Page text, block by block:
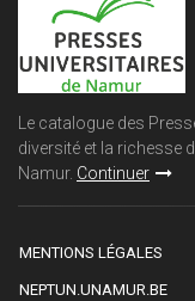
Le catalogue des
diversité et la richesse
Namur. Continuer
MENTIONS LÉGALES
NEPTUN.UNAMUR.BE